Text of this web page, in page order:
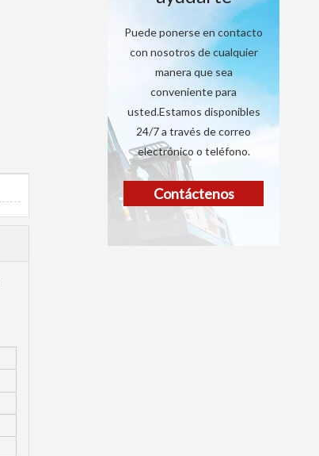
Puede ponerse en contacto
con nosotros de cualquier
manera que sea
conveniente para
usted.Estamos disponibles
24/7 a través de correo
electrónico o teléfono.
Contáctenos